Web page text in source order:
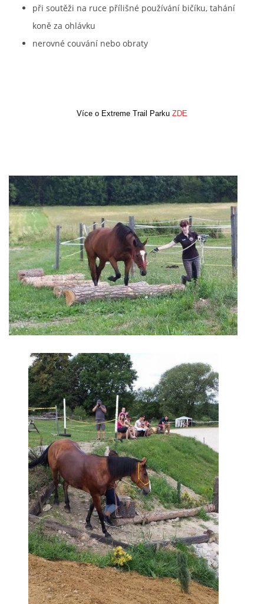
při soutěži na ruce přílišné používání bičíku, tahání
koně za ohlávku
nerovné couvání nebo obraty
Více o Extreme Trail Parku ZDE